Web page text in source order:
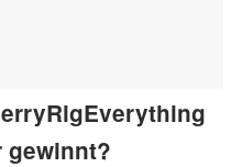
gewinnt?